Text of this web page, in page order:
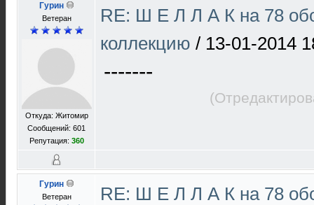
Гурин
Ветеран
Откуда: Житомир
Сообщений: 601
Репутация: 360
RE: Ш Е Л Л А К на 78
коллекцию / 13-01-2014
-------
Гурин
Ветеран
RE: Ш Е Л Л А К на 78